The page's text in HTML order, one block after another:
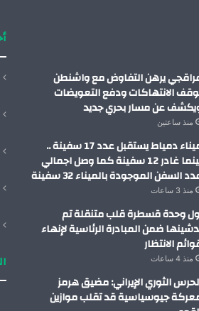
يرهن التفاوض مع واشنطن
الانتهاكات ودفع التعويضات
عن مسار بحري جديد
منذ ساعتين
ميناء دمياط يستقبل عدد 17 سفينة ..
بينما غادر 12 سفينة كما وصل اجمالي
السفن الموجودة بالميناء 32 سفينة
منذ 3 ساعات
وحدة قسطرة قلب متنقلة تم
ضمن المبادرة الرئاسية لإنهاء
الانتظار
منذ 4 ساعات
الثوري الإيراني: مضيق هرمز
جيوسياسية قد تقلب موازين